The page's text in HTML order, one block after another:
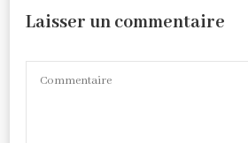
Laisser un commentaire